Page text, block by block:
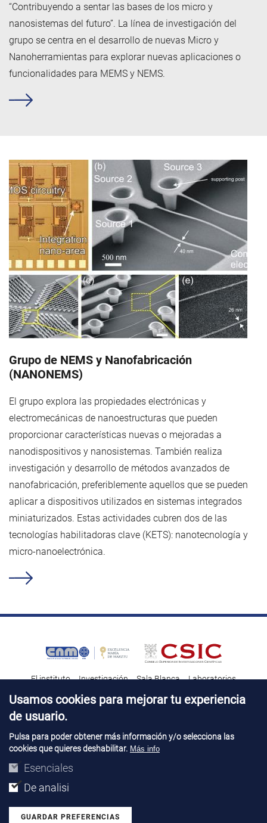
“Contribuyendo a sentar las bases de los micro y
nanosistemas del futuro”. La línea de investigación del
grupo se centra en el desarrollo de nuevas Micro y
Nanoherramientas para explorar nuevas aplicaciones o
funcionalidades para MEMS y NEMS.
Grupo de NEMS y Nanofabricación
(NANONEMS)
El grupo explora las propiedades electrónicas y
electromecánicas de nanoestructuras que pueden
proporcionar características nuevas o mejoradas a
nanodispositivos y nanosistemas. También realiza
investigación y desarrollo de métodos avanzados de
nanofabricación, preferiblemente aquellos que se pueden
aplicar a dispositivos utilizados en sistemas integrados
miniaturizados. Estas actividades cubren dos de las
tecnologías habilitadoras clave (KETS): nanotecnología y
micro-nanoelectrónica.
El instituto Investigación Sala Blanca
Laboratorios
Transferencia tecnológica
Noticias & Divulgación Destacados
Contacto Talento
Aviso Legal Perfil del contatante © Copyright 2026. IMB-CNM
Usamos cookies para mejorar tu experiencia
de usuario.
Pulsa para poder obtener más información y/o selecciona las
cookies que quieres deshabilitar. Más info
Esenciales
De analisi
GUARDAR PREFERENCIAS